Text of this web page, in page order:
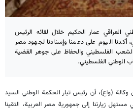
العراقي عمار الحكيم خلال لقائه الرئيس
اليوم على دعمنا وإسنادنا لجهود مصر
الفلسطيني والحفاظ على جوهر القضية
الوطني الفلسطيني.
وكالة (واع)، أن رئيس تيار الحكمة الوطني السيد
زيارتنا إلى جمهورية مصر العربية، التقينا